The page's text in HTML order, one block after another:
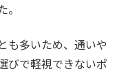
も多いため、通いや
びで軽視できないポ